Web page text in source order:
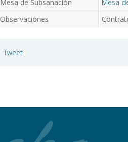
Mesa de Subsanación
Mesa
Observaciones
Tweet